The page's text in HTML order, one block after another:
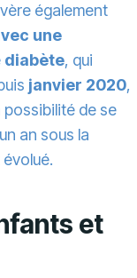
également
une
diabète, qui
janvier 2020,
possibilité de se
an sous la
et